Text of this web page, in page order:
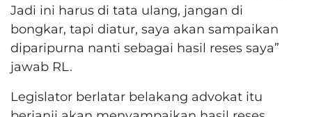
Jadi ini harus di tata ulang, jangan di
bongkar, tapi diatur, saya akan sampaikan
diparipurna nanti sebagai hasil reses saya”
jawab RL.
Legislator berlatar belakang advokat itu